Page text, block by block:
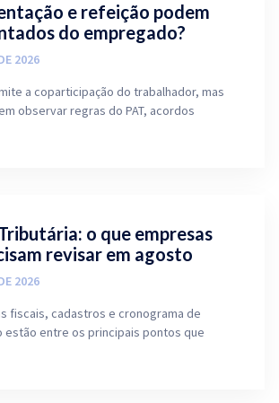
e refeição podem
do empregado?
2026
a coparticipação do trabalhador, mas
observar regras do PAT, acordos
o que empresas
revisar em agosto
2026
fiscais, cadastros e cronograma de
estão entre os principais pontos que